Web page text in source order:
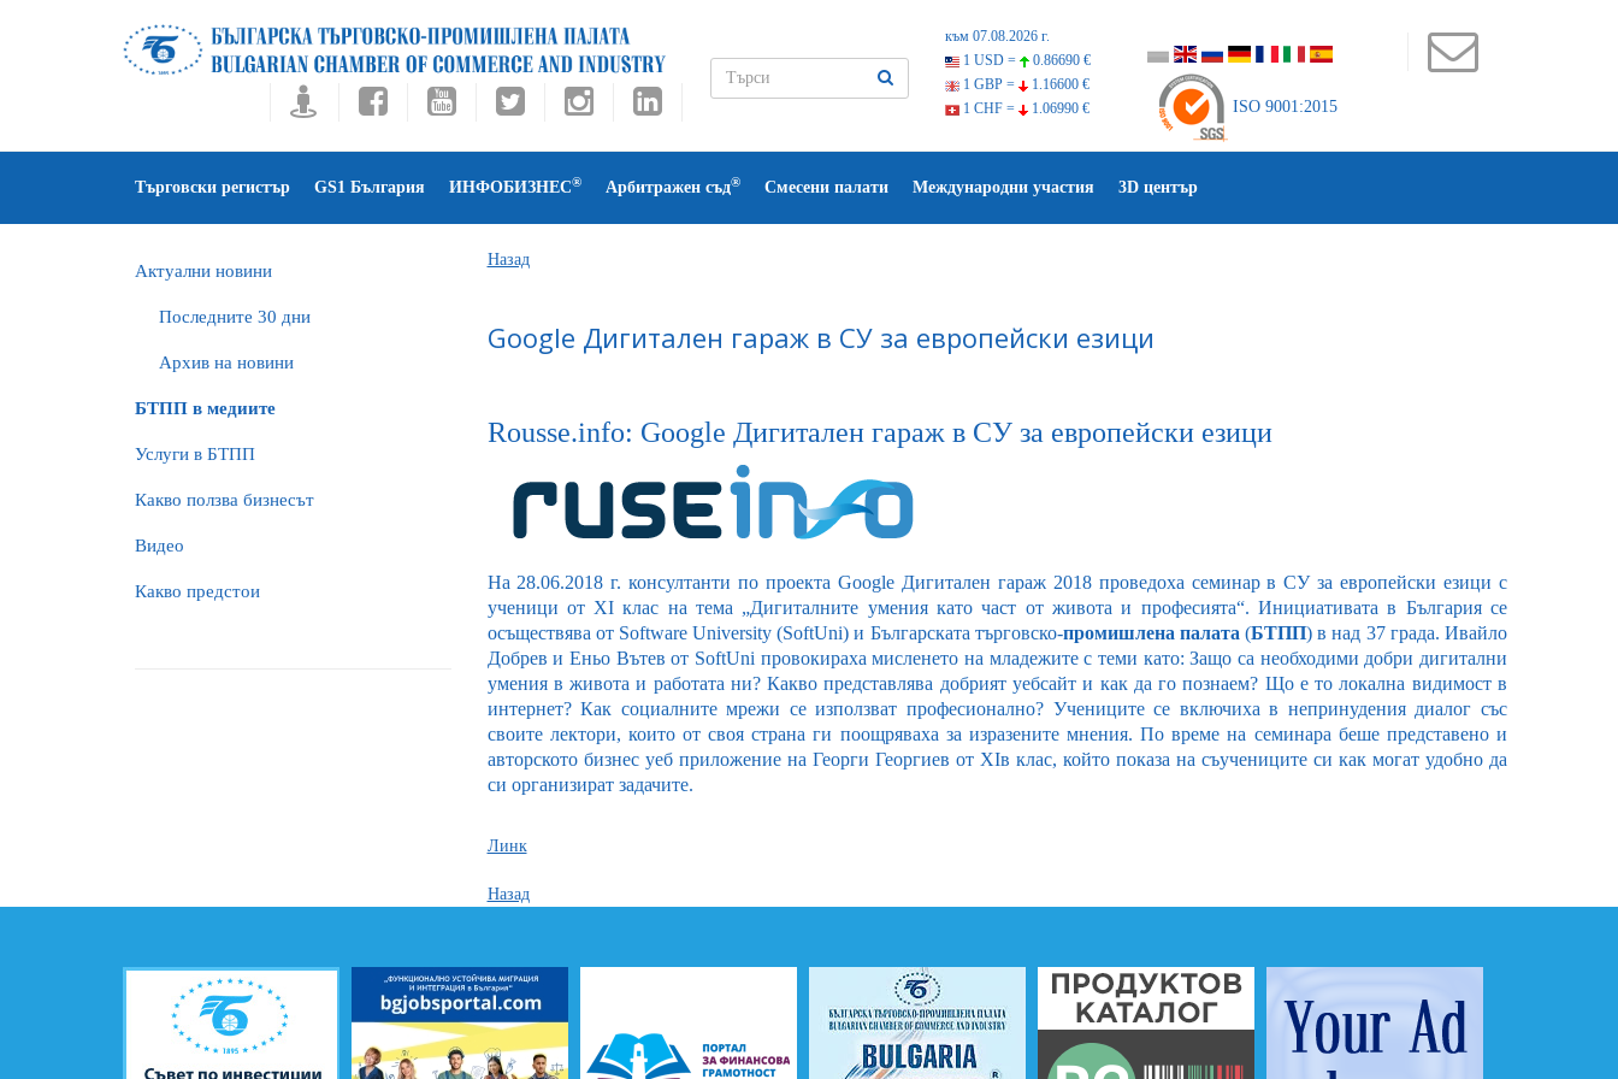
към 07.08.2026 г.
1 USD =
0.86690 €
1 GBP =
1.16600 €
1 CHF =
1.06990 € ISO 9001:2015
Търговски регистър GS1 България ИНФОБИЗНЕС® Арбитражен съд® Смесени палати Международни участия 3D център
Актуални новини
Последните 30 дни
Архив на новини
БTПП в медиите
Услуги в БТПП
Какво ползва бизнесът
Видео
Какво предстои
Назад
Google Дигитален гараж в СУ за европейски езици
Rousse.info: Google Дигитален гараж в СУ за европейски езици
На 28.06.2018 г. консултанти по проекта Google Дигитален гараж 2018 проведоха семинар в СУ за европейски езици с
ученици от XI клас на тема „Дигиталните умения като част от живота и професията“. Инициативата в България се
осъществява от Software University (SoftUni) и Българската търговско-промишлена палата (БТПП) в над 37 града. Ивайло
Добрев и Еньо Вътев от SoftUni провокираха мисленето на младежите с теми като: Защо са необходими добри дигитални
умения в живота и работата ни? Какво представлява добрият уебсайт и как да го познаем? Що е то локална видимост в
интернет? Как социалните мрежи се използват професионално? Учениците се включиха в непринудения диалог със
своите лектори, които от своя страна ги поощряваха за изразените мнения. По време на семинара беше представено и
авторското бизнес уеб приложение на Георги Георгиев от XIв клас, който показа на съучениците си как могат удобно да
си организират задачите.
Линк
Назад